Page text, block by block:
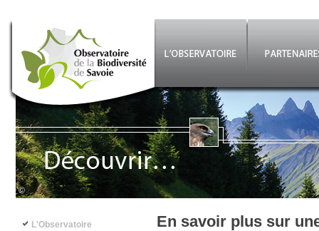
Aller au contenu principal
©
En savoir plus sur
Navigation principale
L'Observatoire